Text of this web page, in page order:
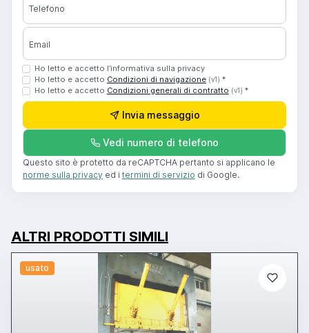
Telefono
Email
Ho letto e accetto l’informativa sulla privacy
Ho letto e accetto Condizioni di navigazione (v1) *
Ho letto e accetto Condizioni generali di contratto (v1) *
Invia messaggio
Vedi numero di telefono
Questo sito è protetto da reCAPTCHA pertanto si applicano le
norme sulla privacy ed i termini di servizio di Google.
ALTRI PRODOTTI SIMILI
usato